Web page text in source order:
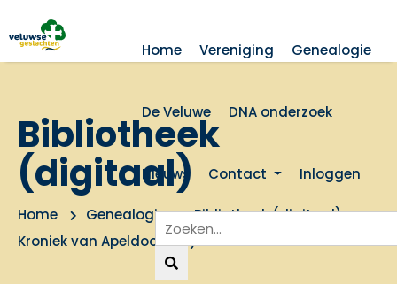
Home Vereniging Genealogie
De Veluwe DNA onderzoek
Nieuws Contact Inloggen
Bibliotheek
(digitaal)
Home Genealogie
Bibliotheek (digitaal)
Kroniek van Apeldoorn (II)